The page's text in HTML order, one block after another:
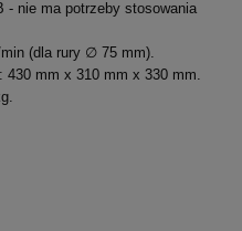
- nie ma potrzeby stosowania
(dla rury ∅ 75 mm).
mm x 310 mm x 330 mm.